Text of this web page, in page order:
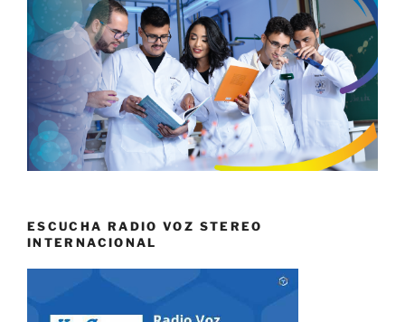
ESCUCHA RADIO VOZ STEREO
INTERNACIONAL